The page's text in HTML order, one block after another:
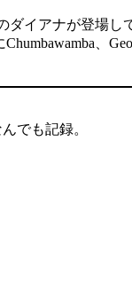
イアナが登場
、
でも記録。